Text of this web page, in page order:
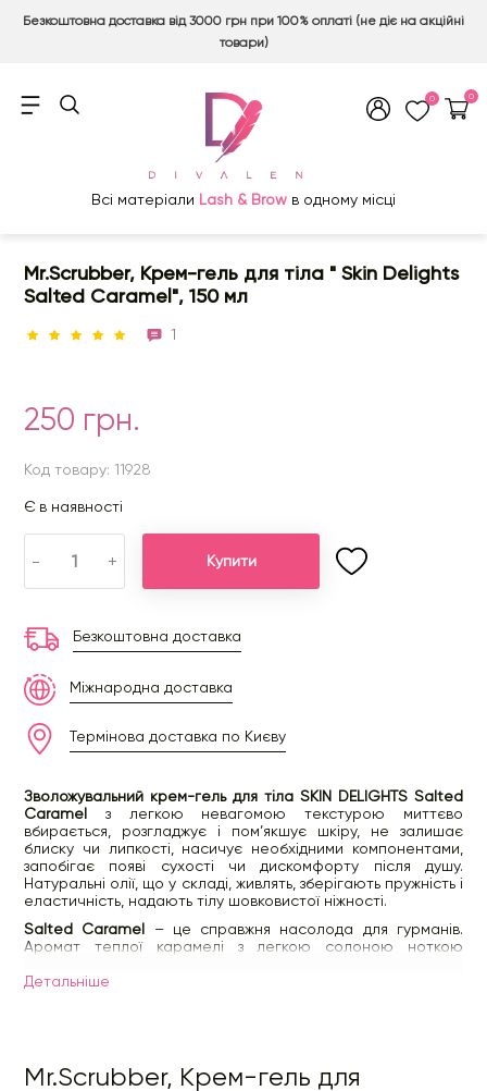
Безкоштовна доставка від 3000 грн при 100% оплаті (не діє на акційні
товари)
0 0
Всі матеріали Lash & Brow в одному місці
Mr.Scrubber, Крем-гель для тіла " Skin Delights
Salted Caramel", 150 мл
1
250 грн.
Код товару: 11928
Є в наявності
- + Купити
Безкоштовна доставка
Міжнародна доставка
Термінова доставка по Києву
Зволожувальний крем-гель для тіла SKIN DELIGHTS Salted
Caramel з легкою невагомою текстурою миттєво
вбирається, розгладжує і пом’якшує шкіру, не залишає
блиску чи липкості, насичує необхідними компонентами,
запобігає появі сухості чи дискомфорту після душу.
Натуральні олії, що у складі, живлять, зберігають пружність і
еластичність, надають тілу шовковистої ніжності.
Salted Caramel – це справжня насолода для гурманів.
Аромат теплої карамелі з легкою солоною ноткою
затишку, як улюблений десерт після довгого дня.
• рицинова олія заспокоює, висвітлює, покращує колір і
Детальнiше
Mr.Scrubber, Крем-гель для